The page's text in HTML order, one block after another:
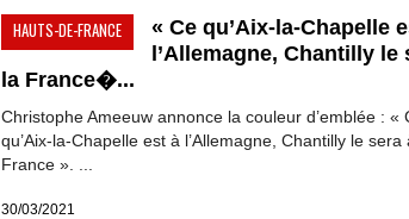
HAUTS-DE-FRANCE
« Ce qu’Aix-la-Chapelle
l’Allemagne, Chantilly le
la France�...
Christophe Ameeuw annonce la couleur d’emblée : «
qu’Aix-la-Chapelle est à l’Allemagne, Chantilly le sera
France ». ...
30/03/2021